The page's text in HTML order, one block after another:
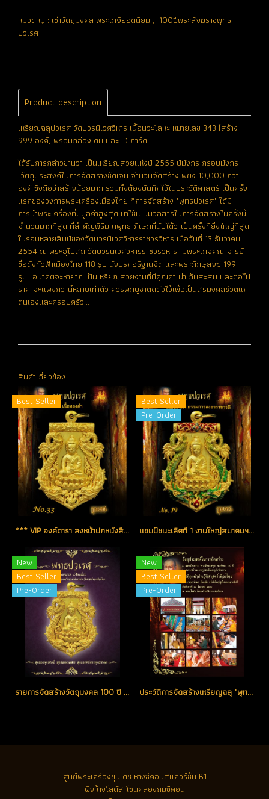
หมวดหมู่ : เช่าวัตถุมงคล พระเกจิยอดนิยม , 100ปีพระสังฆราชพุทธ
ปวเรศ
Product description
เหรียญฉลุปวเรศ วัดบวรนิเวศวิหาร เนื้อนวะโลหะ หมายเลข 343 (สร้าง
999 องค์) พร้อมกล่องเดิม และ ID การ์ด....
ได้รับการกล่าวขานว่า เป็นเหรียญสวยแห่งปี 2555 ปีมังกร กรอบมังกร
วัตถุประสงค์ในการจัดสร้างชัดเจน จำนวนจัดสร้างเพียง 10,000 กว่า
องค์ ซึ่งถือว่าสร้างน้อยมาก รวมทั้งต้องบันทึกไว้ในประวัติศาสตร์ เป็นครั้ง
แรกของวงการพระเครื่องเมืองไทย ที่การจัดสร้าง "พุทธปวเรศ" ได้มี
การนำพระเครื่องที่มีมูลค่าสูงสุด มาใช้เป็นมวลสารในการจัดสร้างในครั้งนี้
จำนวนมากที่สุด ที่สำคัญพิธีมหาพุทธาภิเษกที่นับได้ว่าเป็นครั้งที่ยิ่งใหญ่ที่สุด
ในรอบหลายสิบปีของวัดบวรนิเวศวิหารราชวรวิหาร เมื่อวันที่ 13 ธันวาคม
2554 ณ พระอุโบสถ วัดบวรนิเวศวิหารราชวรวิหาร มีพระเกจิคณาจารย์
ชื่อดังทั่วฟ้าเมืองไทย 118 รูป นั่งปรกอธิฐานจิต และพระภิกษุสงฆ์ 199
รูป...อนาคตจะหายาก เป็นเหรียญสวยงามที่มีคุณค่า น่าเก็บสะสม และต่อไป
ราคาจะแพงกว่านี้หลายเท่าตัว ควรพกบูชาติดตัวไว้เพื่อเป็นสิริมงคลชีวิตแก่
ตนเองและครอบครัว...
สินค้าเกี่ยวข้อง
Best Seller
*** VIP องค์ดารา ลงหน้าปกหนังสือสูจิบัตร และรางวัลแชมป์ชนะเลิศที่ 1 เหรียญฉลุปวเรศ เนื้อทองคำ No.33 (ขายแล้ว)
Best Seller
Pre-Order
แชมป์ชนะเลิศที 1 งานใหญ่สมาคมฯ เป็น "ชุดดารา" ชุดทองคำกรรมการลงยาราชาวดี สีเขียว No.19 สร้างน้อย หายากสุด (ขายแล้ว)
New
Best Seller
Pre-Order
รายการจัดสร้างวัตถุมงคล 100 ปี พระสังฆราช พุทธปวเรศ วัดบวรนิเวศวิหาร
New
Best Seller
Pre-Order
ประวัติการจัดสร้างเหรียญฉลุ "พุทธปวเรศ" วัดบวรนิเวศราชวรวิหาร
ศูนย์พระเครื่องขุนเดช ห้างซีคอนสแควร์ชั้น B1
ฝั่งห้างโลตัส โซนคลองถมซีคอน